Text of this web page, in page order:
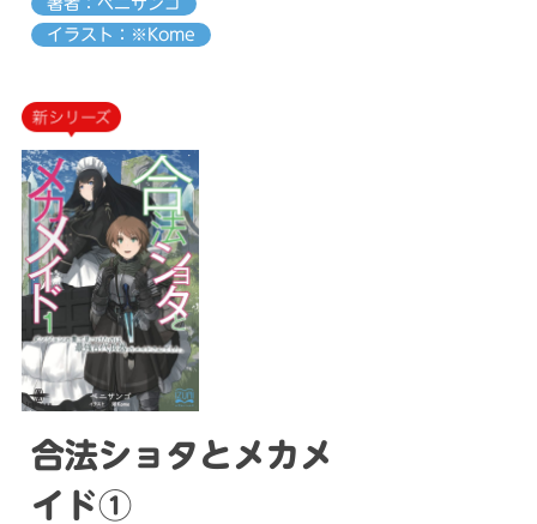
著者：ベニサンゴ
イラスト：※Kome
合法ショタとメカメ
イド①